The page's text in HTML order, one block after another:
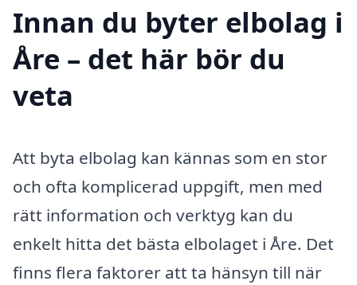
Innan du byter elbolag i
Åre – det här bör du
veta
Att byta elbolag kan kännas som en stor
och ofta komplicerad uppgift, men med
rätt information och verktyg kan du
enkelt hitta det bästa elbolaget i Åre. Det
finns flera faktorer att ta hänsyn till när